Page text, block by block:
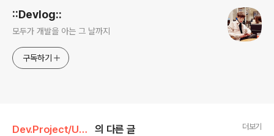
::Devlog::
모두가 개발을 아는 그 날까지
구독하기
Dev.Project/UX_project 의 다른 글 더보기